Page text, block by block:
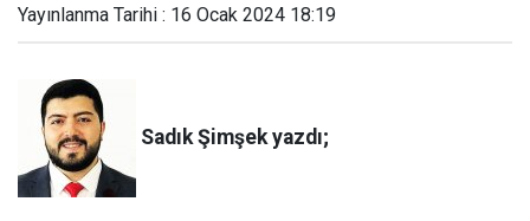
Yayınlanma Tarihi : 16 Ocak 2024 18:19
Sadık Şimşek yazdı;